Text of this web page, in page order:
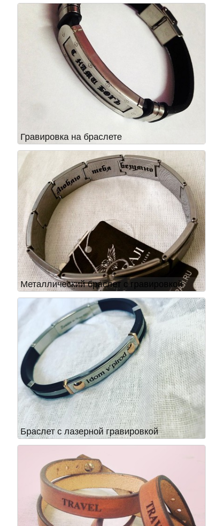
Гравировка на браслете
Металлический браслет с гравировкой
Браслет с лазерной гравировкой